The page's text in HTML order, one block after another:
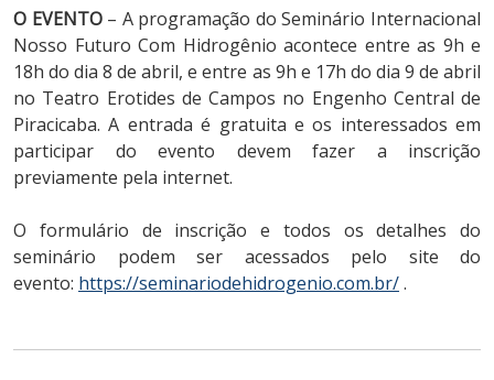
O EVENTO– A programação do Seminário Internacional
Nosso Futuro Com Hidrogênio acontece entre as 9h e
18h do dia 8 de abril, e entre as 9h e 17h do dia 9 de abril
no Teatro Erotides de Campos no Engenho Central de
Piracicaba. A entrada é gratuita e os interessados em
participar do evento devem fazer a inscrição
previamente pela internet.
O formulário de inscrição e todos os detalhes do
seminário podem ser acessados pelo site do
evento: https://seminariodehidrogenio.com.br/.